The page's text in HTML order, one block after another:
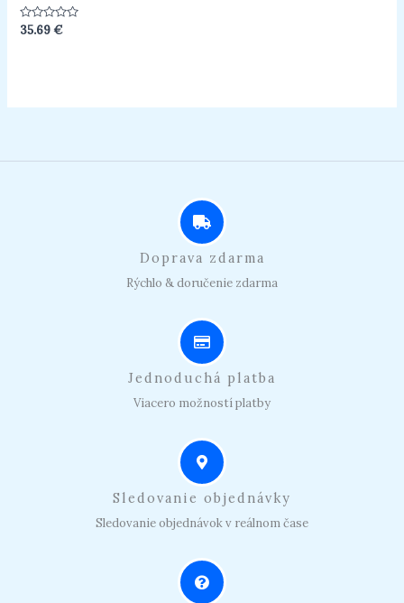
Hodnotenie
35.69€
Doprava zdarma
Rýchlo & doručenie zdarma
Jednoduchá platba
Viacero možností platby
Sledovanie objednávky
Sledovanie objednávok v reálnom čase